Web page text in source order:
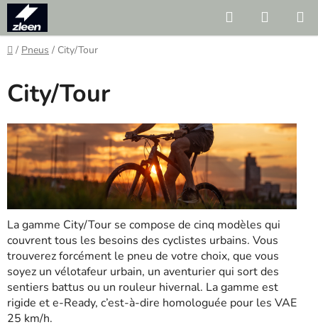
Skip
content
Search
CART
Home
/ Pneus / City/Tour
City/Tour
La gamme City/Tour se compose de cinq modèles qui
couvrent tous les besoins des cyclistes urbains. Vous
trouverez forcément le pneu de votre choix, que vous
soyez un vélotafeur urbain, un aventurier qui sort des
sentiers battus ou un rouleur hivernal. La gamme est
rigide et e-Ready, c’est-à-dire homologuée pour les VAE
25 km/h.